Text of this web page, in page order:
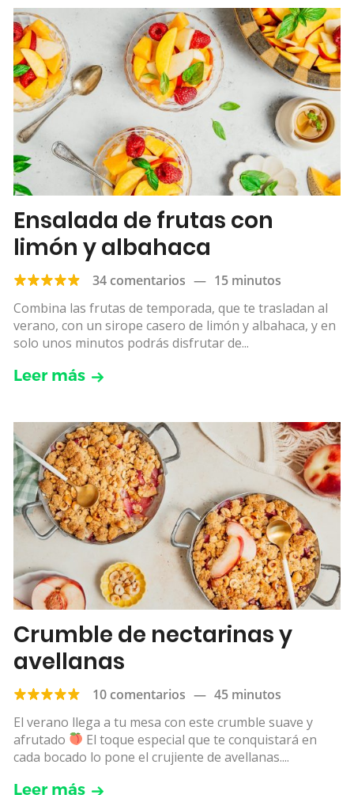
Ensalada de frutas con
limón y albahaca
34 comentarios — 15 minutos
Combina las frutas de temporada, que te trasladan al
verano, con un sirope casero de limón y albahaca, y en
solo unos minutos podrás disfrutar de...
Leer más
Crumble de nectarinas y
avellanas
10 comentarios — 45 minutos
El verano llega a tu mesa con este crumble suave y
afrutado
El toque especial que te conquistará en
cada bocado lo pone el crujiente de avellanas....
Leer más